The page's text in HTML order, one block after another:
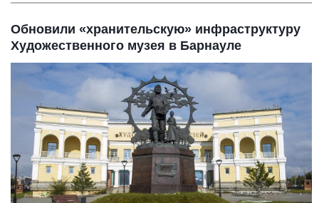
Обновили «хранительскую» инфраструктуру
Художественного музея в Барнауле